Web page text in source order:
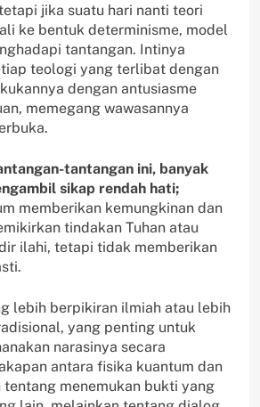
jika suatu hari nanti teori
ke bentuk determinisme, model
tantangan. Intinya
teologi yang terlibat dengan
dengan antusiasme
memegang wawasannya
tantangan ini, banyak
sikap rendah hati;
memberikan kemungkinan dan
tindakan Tuhan atau
ilahi, tetapi tidak memberikan
lebih berpikiran ilmiah atau lebih
yang penting untuk
narasinya secara
antara fisika kuantum dan
menemukan bukti yang